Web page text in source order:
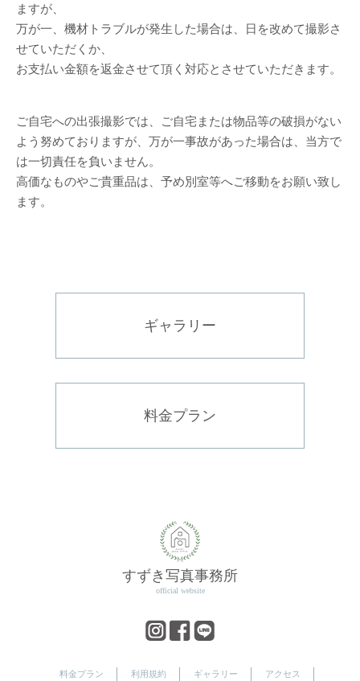
ますが、
万が一、機材トラブルが発生した場合は、日を改めて撮影さ
せていただくか、
お支払い金額を返金させて頂く対応とさせていただきます。
ご自宅への出張撮影では、ご自宅または物品等の破損がない
よう努めておりますが、万が一事故があった場合は、当方で
は一切責任を負いません。
高価なものやご貴重品は、予め別室等へご移動をお願い致し
ます。
ギャラリー
料金プラン
すずき写真事務所
official website
料金プラン 利用規約 ギャラリー アクセス